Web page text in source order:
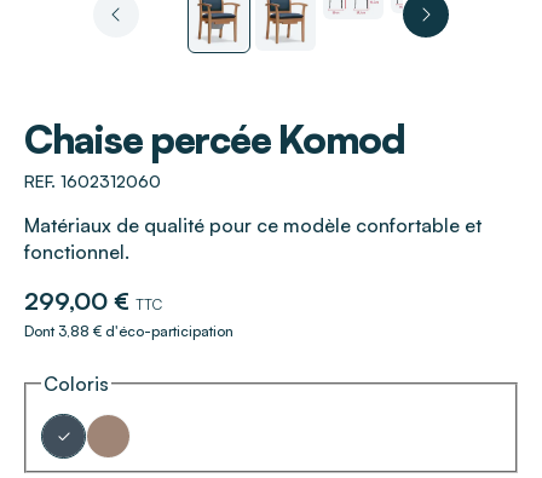
Chaise percée Komod
REF. 1602312060
Matériaux de qualité pour ce modèle confortable et
fonctionnel.
299,00 € TTC
Dont 3,88 € d'éco-participation
Coloris